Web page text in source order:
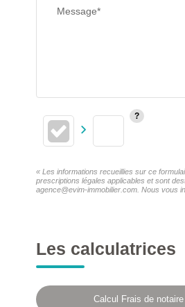
Message*
« Les informations recueillies sur ce
prescriptions légales applicables et sont
agence@evim-immobilier.com. Nous vous
Les calculatrices
Calcul Frais de notaire